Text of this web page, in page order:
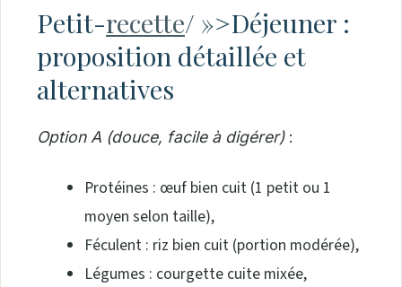
Petit-recette/ »>Déjeuner :
proposition détaillée et
alternatives
Option A (douce, facile à digérer):
Protéines : œuf bien cuit (1 petit ou 1
moyen selon taille),
Féculent : riz bien cuit (portion modérée),
Légumes : courgette cuite mixée,